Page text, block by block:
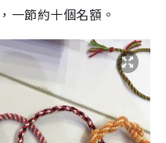
一節約十個名額。